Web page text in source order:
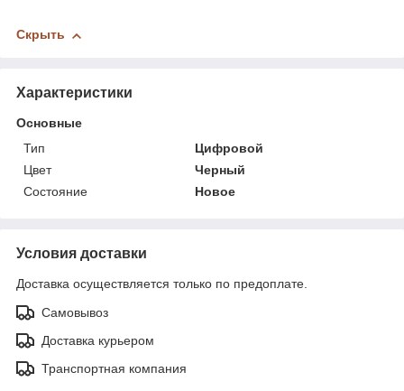
Скрыть
Характеристики
Основные
Тип
Цифровой
Цвет
Черный
Состояние
Новое
Условия доставки
Доставка осуществляется только по предоплате.
Самовывоз
Доставка курьером
Транспортная компания